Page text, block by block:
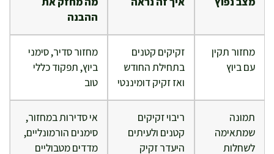
ההבנה
מחזור תקין
עם ביוץ
זקיקים קטנים
בתחילת החודש
ואז זקיק דומיננטי
מחזור סדיר, סימני
ביוץ, תפקוד כללי
טוב
תמונה
שמתאימה
לשחלות
ריבוי זקיקים
קטנים ולעיתים
היעדר זקיק
אי סדירות במחזור,
סימנים הורמונליים,
מדדים מטבוליים